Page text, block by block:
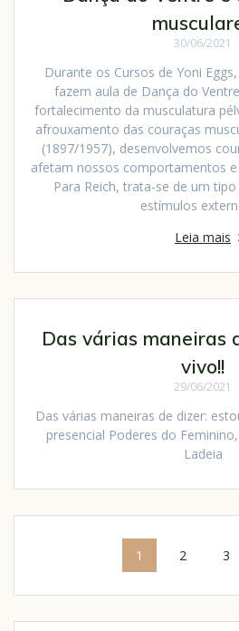
30/06/2021
Durante os Cursos de Yoni
fazem aula de Dança do
fortalecimento da musculatura
afrouxamento das couraças
(1897/1957), desenvolvemos
afetam nossos comportamentos
Para Reich, trata-se de um
estímulos
Leia mais
Das várias maneiras
vivo!!
29/06/2021
Das várias maneiras de dizer:
presencial Poderes do
Ladeia
1 2 3